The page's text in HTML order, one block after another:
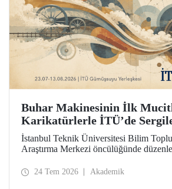
Buhar Makinesinin İlk
Karikatürlerle İTÜ’de
İstanbul Teknik Üniversitesi Bilim
Araştırma Merkezi öncülüğünde
Necmettin Erbakan Gümüşsuyu
24 Tem 2026 Akademik